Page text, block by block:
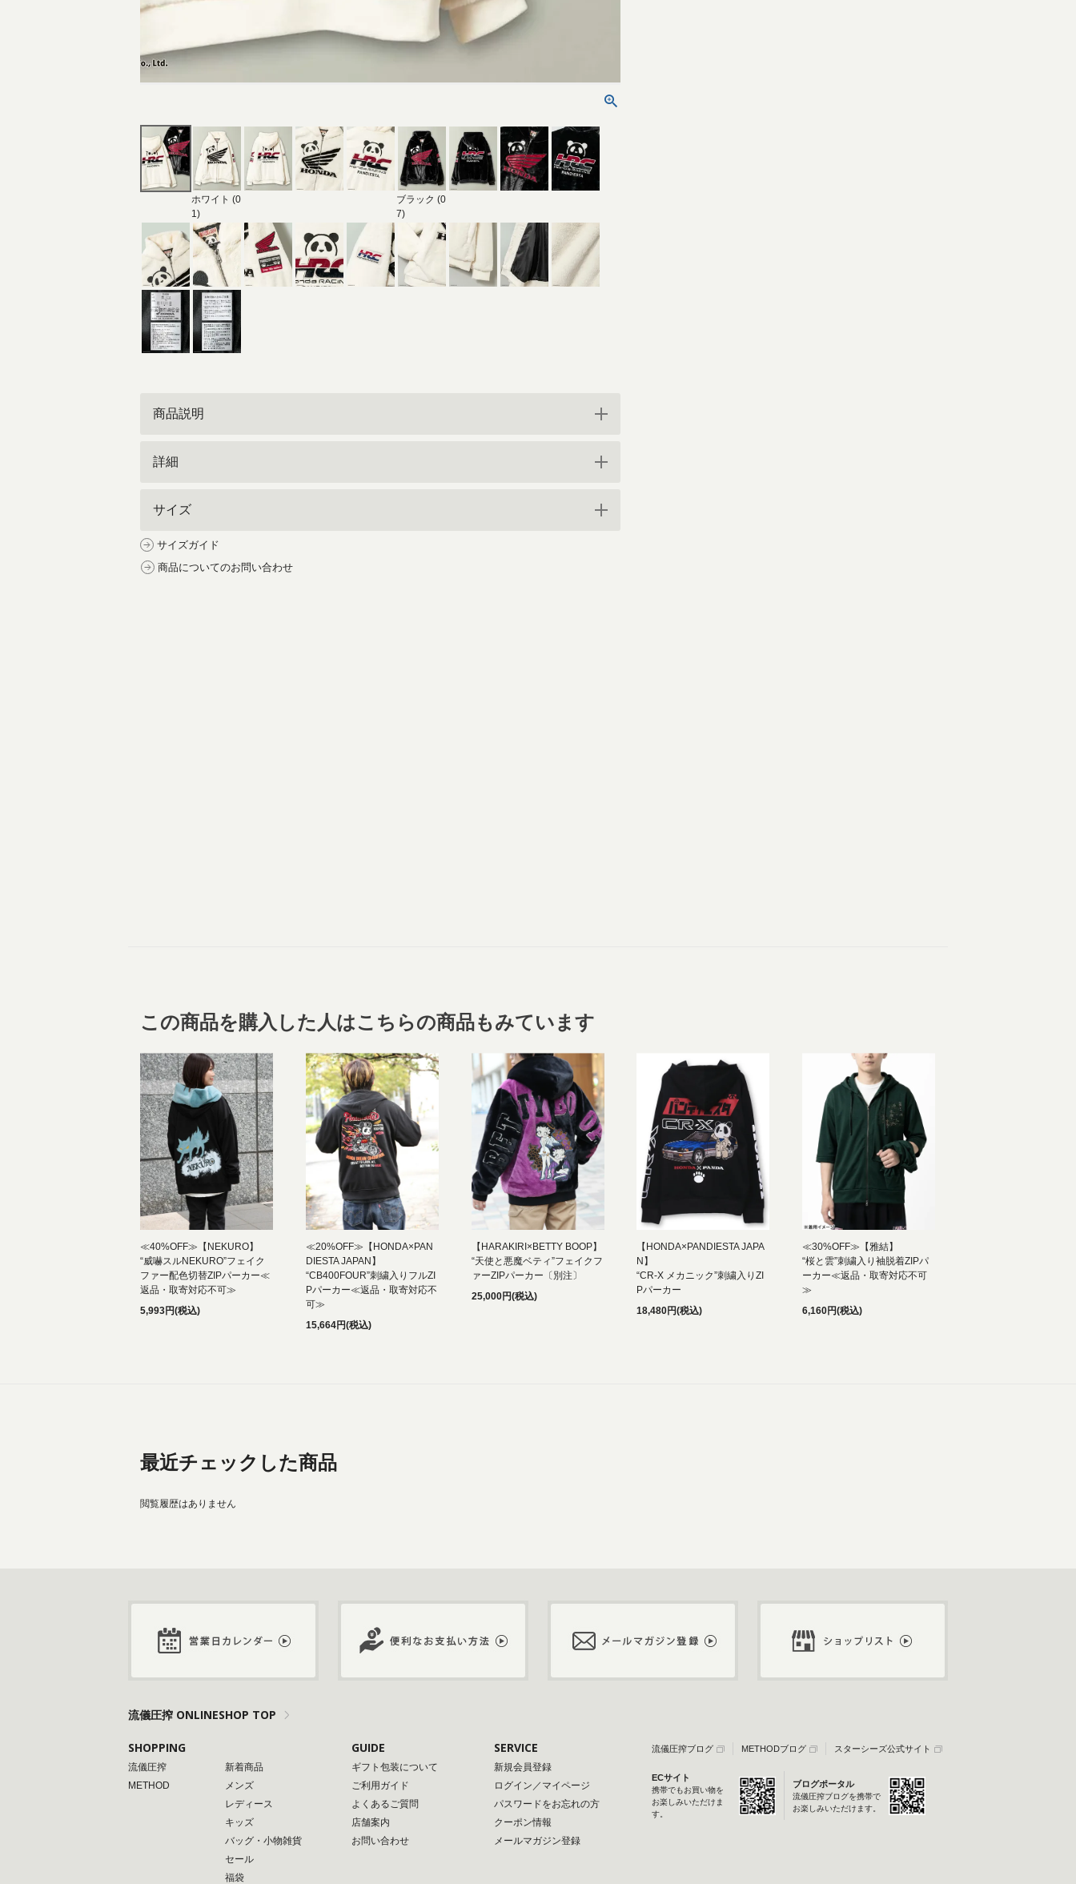
ホワイト (0
1)
ブラック (0
7)
商品説明
詳細
サイズ
サイズガイド
商品についてのお問い合わせ
この商品を購入した人はこちらの商品もみています
≪40%OFF≫【NEKURO】
“威嚇スルNEKURO”フェイク
ファー配色切替ZIPパーカー≪
返品・取寄対応不可≫
5,993円(税込)
≪20%OFF≫【HONDA×PAN
DIESTA JAPAN】
“CB400FOUR”刺繍入りフルZI
Pパーカー≪返品・取寄対応不
可≫
15,664円(税込)
【HARAKIRI×BETTY BOOP】
“天使と悪魔ベティ”フェイクフ
ァーZIPパーカー〔別注〕
25,000円(税込)
【HONDA×PANDIESTA JAPA
N】
“CR-X メカニック”刺繍入りZI
Pパーカー
18,480円(税込)
≪30%OFF≫【雅結】
“桜と雲”刺繍入り袖脱着ZIPパ
ーカー≪返品・取寄対応不可
≫
6,160円(税込)
最近チェックした商品
閲覧履歴はありません
流儀圧搾 ONLINESHOP TOP
SHOPPING
流儀圧搾
METHOD
新着商品
メンズ
レディース
キッズ
バッグ・小物雑貨
セール
福袋
GUIDE
ギフト包装について
ご利用ガイド
よくあるご質問
店舗案内
お問い合わせ
SERVICE
新規会員登録
ログイン／マイページ
パスワードをお忘れの方
クーポン情報
メールマガジン登録
流儀圧搾ブログ METHODブログ スターシーズ公式サイト
ECサイト
携帯でもお買い物を
お楽しみいただけま
す。
ブログポータル
流儀圧搾ブログを携帯で
お楽しみいただけます。